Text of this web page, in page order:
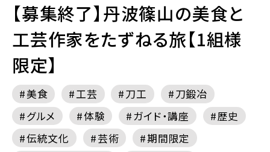
【募集終了】丹波篠山の美食と
工芸作家をたずねる旅【1組様
限定】
美食 工芸 刀工
刀鍛冶
グルメ
体験 ガイド・講座
歴史
伝統文化
芸術
期間限定